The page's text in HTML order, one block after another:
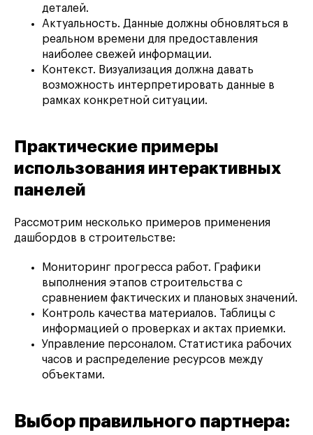
деталей.
Актуальность. Данные должны обновляться в
реальном времени для предоставления
наиболее свежей информации.
Контекст. Визуализация должна давать
возможность интерпретировать данные в
рамках конкретной ситуации.
Практические примеры
использования интерактивных
панелей
Рассмотрим несколько примеров применения
дашбордов в строительстве:
Мониторинг прогресса работ. Графики
выполнения этапов строительства с
сравнением фактических и плановых значений.
Контроль качества материалов. Таблицы с
информацией о проверках и актах приемки.
Управление персоналом. Статистика рабочих
часов и распределение ресурсов между
объектами.
Выбор правильного партнера: